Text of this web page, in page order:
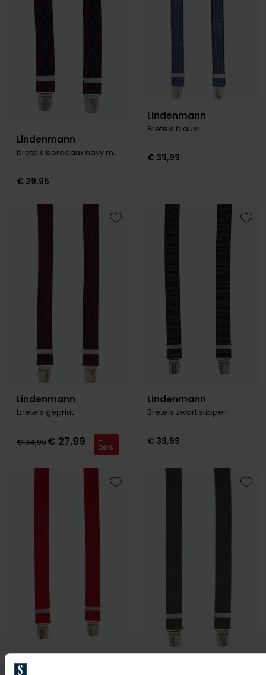
Lindenmann
bretels bordeaux navy motief
€ 29,95
Lindenmann
Bretels blauw
€ 39,99
Lindenmann
bretels geprint
€ 34,99€ 27,99 -
20%
Toevoegen aan favorieten
Lindenmann
Bretels zwart stippen
€ 39,99
Lindenmann